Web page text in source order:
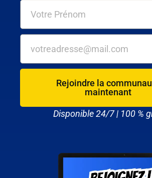
Rejoindre la
maintenant
Disponible 24/7 | 100 %